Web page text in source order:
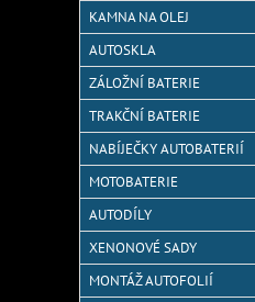
KAMNA NA OLEJ
AUTOSKLA
ZÁLOŽNÍ BATERIE
TRAKČNÍ BATERIE
NABÍJEČKY AUTOBATERIÍ
MOTOBATERIE
AUTODÍLY
XENONOVÉ SADY
MONTÁŽ AUTOFOLIÍ